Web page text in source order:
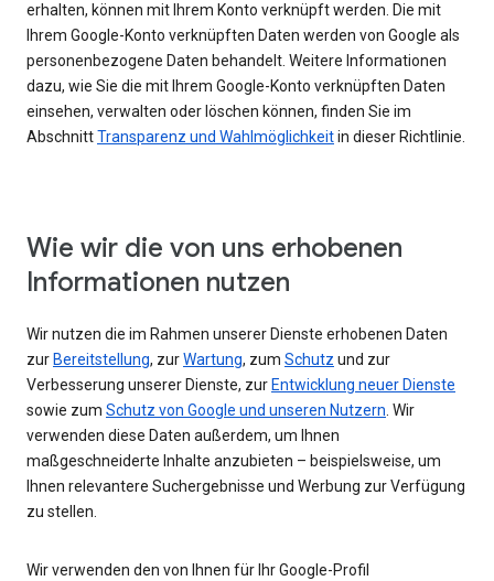
erhalten, können mit Ihrem Konto verknüpft werden. Die mit
Ihrem Google-Konto verknüpften Daten werden von Google als
personenbezogene Daten behandelt. Weitere Informationen
dazu, wie Sie die mit Ihrem Google-Konto verknüpften Daten
einsehen, verwalten oder löschen können, finden Sie im
AbschnittTransparenz und Wahlmöglichkeitin dieser Richtlinie.
Wie wir die von uns erhobenen
Informationen nutzen
Wir nutzen die im Rahmen unserer Dienste erhobenen Daten
zur Bereitstellung, zurWartung, zum Schutz und zur
Verbesserung unserer Dienste, zur Entwicklung neuer Dienste
sowie zum Schutz von Google und unseren Nutzern. Wir
verwenden diese Daten außerdem, um Ihnen
maßgeschneiderte Inhalte anzubieten – beispielsweise, um
Ihnen relevantere Suchergebnisse und Werbung zur Verfügung
zu stellen.
Wir verwenden den von Ihnen für Ihr Google-Profil